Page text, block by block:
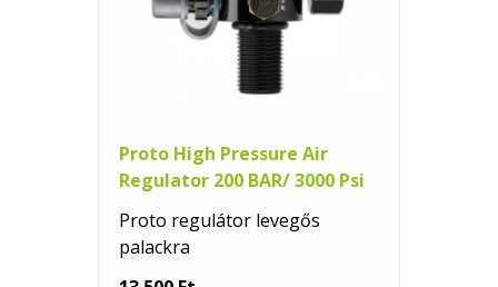
Proto High Pressure Air
Regulator 200 BAR/ 3000 Psi
Proto regulátor levegős
palackra